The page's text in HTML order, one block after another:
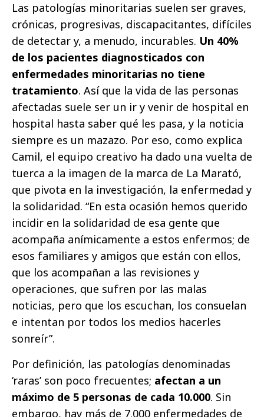
Las patologías minoritarias suelen ser graves,
crónicas, progresivas, discapacitantes, difíciles
de detectar y, a menudo, incurables. Un 40%
de los pacientes diagnosticados con
enfermedades minoritarias no tiene
tratamiento. Así que la vida de las personas
afectadas suele ser un ir y venir de hospital en
hospital hasta saber qué les pasa, y la noticia
siempre es un mazazo. Por eso, como explica
Camil, el equipo creativo ha dado una vuelta de
tuerca a la imagen de la marca de La Marató,
que pivota en la investigación, la enfermedad y
la solidaridad. “En esta ocasión hemos querido
incidir en la solidaridad de esa gente que
acompaña anímicamente a estos enfermos; de
esos familiares y amigos que están con ellos,
que los acompañan a las revisiones y
operaciones, que sufren por las malas
noticias, pero que los escuchan, los consuelan
e intentan por todos los medios hacerles
sonreír”.
Por definición, las patologías denominadas
‘raras’ son poco frecuentes; afectan a un
máximo de 5 personas de cada 10.000. Sin
embargo, hay más de 7.000 enfermedades de